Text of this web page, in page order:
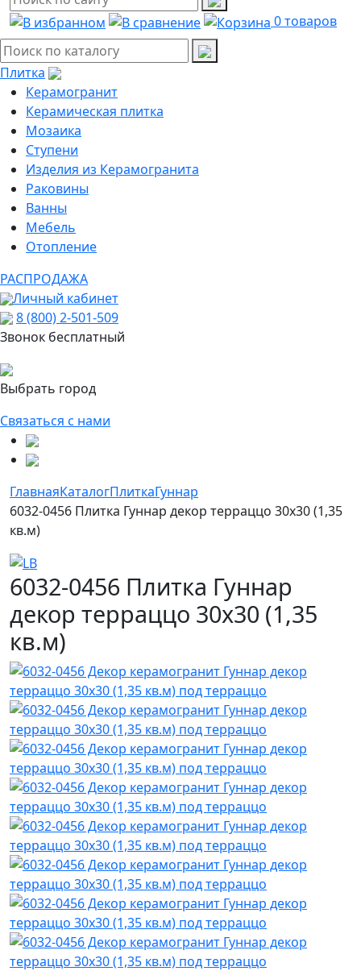
0товаров
Плитка
Керамогранит
Керамическая плитка
Мозаика
Ступени
Изделия из Керамогранита
Раковины
Ванны
Мебель
Отопление
РАСПРОДАЖА
Личный кабинет
8 (800) 2-501-509
Звонок бесплатный
Выбрать город
Связаться с нами
ГлавнаяКаталогПлиткаГуннар
6032-0456 Плитка Гуннар декор терраццо 30х30 (1,35
кв.м)
6032-0456 Плитка Гуннар
декор терраццо 30х30 (1,35
кв.м)